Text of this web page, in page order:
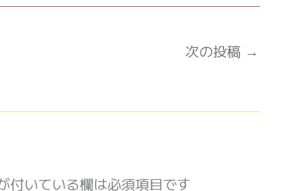
次の投稿 →
付いている欄は必須項目です